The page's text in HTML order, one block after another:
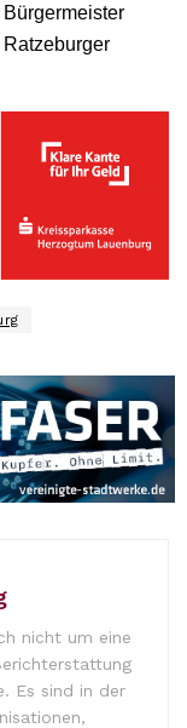
nicht um eine
Es sind in der